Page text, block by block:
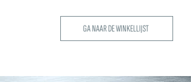
GA NAAR DE WINKELLIJST